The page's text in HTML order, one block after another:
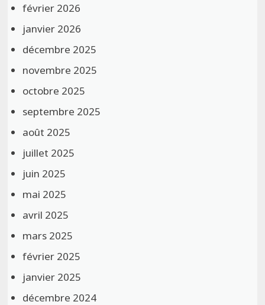
février 2026
janvier 2026
décembre 2025
novembre 2025
octobre 2025
septembre 2025
août 2025
juillet 2025
juin 2025
mai 2025
avril 2025
mars 2025
février 2025
janvier 2025
décembre 2024